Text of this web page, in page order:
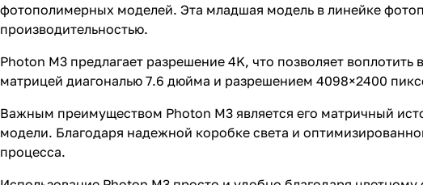
фотополимерных моделей. Эта младшая модель в линейке
производительностью.
Photon M3 предлагает разрешение 4K, что позволяет
матрицей диагональю 7.6 дюйма и разрешением 4098×2400
Важным преимуществом Photon M3 является его матричный
модели. Благодаря надежной коробке света и
процесса.